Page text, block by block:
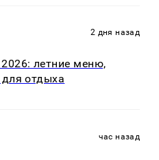
2 дня назад
летние меню,
отдыха
час назад